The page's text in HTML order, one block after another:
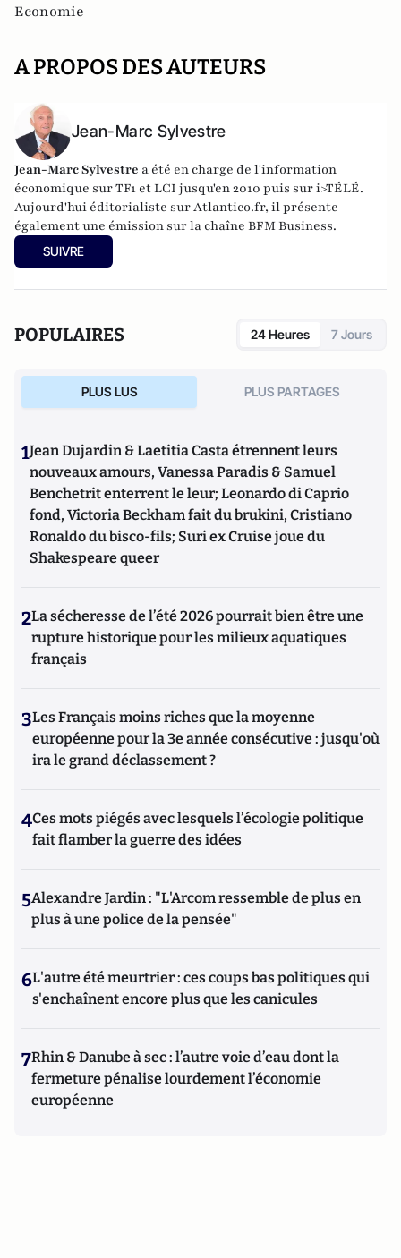
Economie
A PROPOS DES AUTEURS
Jean-Marc Sylvestre
Jean-Marc Sylvestre a été en charge de l'information
économique sur TF1 et LCI jusqu'en 2010 puis sur i>TÉLÉ.
Aujourd'hui éditorialiste sur Atlantico.fr, il présente
également une émission sur la chaîne BFM Business.
SUIVRE
POPULAIRES 24 Heures 7 Jours
PLUS LUS PLUS PARTAGES
1Jean Dujardin & Laetitia Casta étrennent leurs
nouveaux amours, Vanessa Paradis & Samuel
Benchetrit enterrent le leur; Leonardo di Caprio
fond, Victoria Beckham fait du brukini, Cristiano
Ronaldo du bisco-fils; Suri ex Cruise joue du
Shakespeare queer
2La sécheresse de l’été 2026 pourrait bien être une
rupture historique pour les milieux aquatiques
français
3Les Français moins riches que la moyenne
européenne pour la 3e année consécutive : jusqu'où
ira le grand déclassement ?
4Ces mots piégés avec lesquels l’écologie politique
fait flamber la guerre des idées
5Alexandre Jardin : "L'Arcom ressemble de plus en
plus à une police de la pensée"
6L'autre été meurtrier : ces coups bas politiques qui
s'enchaînent encore plus que les canicules
7Rhin & Danube à sec : l’autre voie d’eau dont la
fermeture pénalise lourdement l’économie
européenne